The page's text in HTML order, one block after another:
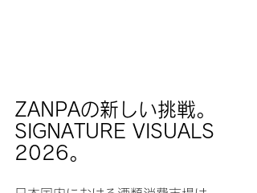
ZANPAの新しい挑戦。
SIGNATURE VISUALS
2026。